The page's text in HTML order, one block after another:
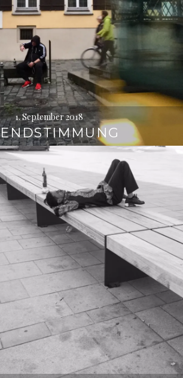
1. September 2018